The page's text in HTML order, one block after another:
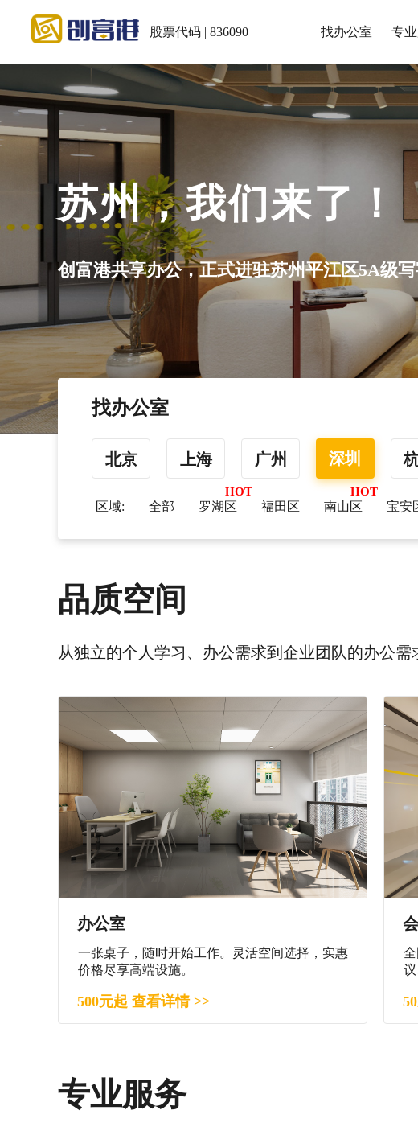
股票代码 | 836090 找办公室 专
会议室：5~30人
小程序充值积分再预订享5.5折！
找办公室
北京 上海 广州 深圳
区域: 全部 罗湖区 福田区 南山区 宝安
品质空间
从独立的个人学习、办公需求到企业团队的办公
办公室
一张桌子，随时开始工作。灵活空间选择，实惠
价格尽享高端设施。
500元起 查看详情 >>
专业服务